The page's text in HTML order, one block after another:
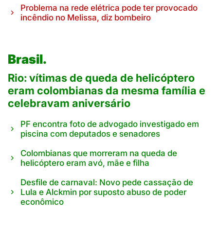
Problema na rede elétrica pode ter provocado
incêndio no Melissa, diz bombeiro
Brasil.
Rio: vítimas de queda de helicóptero
eram colombianas da mesma família e
celebravam aniversário
PF encontra foto de advogado investigado em
piscina com deputados e senadores
Colombianas que morreram na queda de
helicóptero eram avó, mãe e filha
Desfile de carnaval: Novo pede cassação de
Lula e Alckmin por suposto abuso de poder
econômico